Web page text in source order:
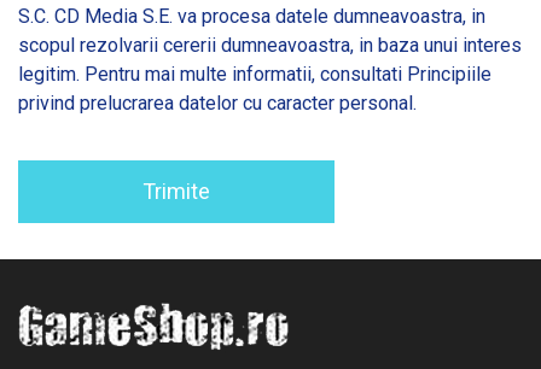
S.C. CD Media S.E. va procesa datele dumneavoastra, in
scopul rezolvarii cererii dumneavoastra, in baza unui interes
legitim. Pentru mai multe informatii, consultati Principiile
privind prelucrarea datelor cu caracter personal.
Trimite